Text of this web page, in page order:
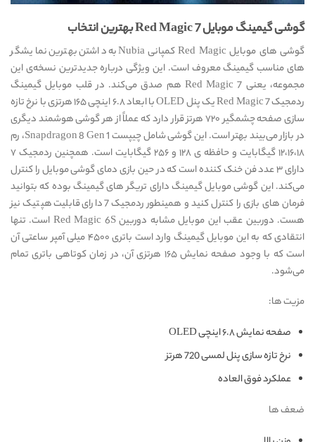
گوشیگیمینگموبایلRed Magic 7 بهترین انتخاب
گوشی های موبایل Red Magic کمپانی Nubia به داشتن بهترین نمایشگر
های مناسب گیمینگ معروف است. این ویژگی درباره جدیدترین نسخه‌ی این
مجموعه، یعنی Red Magic 7 هم صدق می‌کند. در قلب موبایل گیمینگ
ردمجیک Red Magic 7 یک پنل OLED با ابعاد ۶.۸ اینچی ۱۶۵ هرتزی با نرخ تازه
سازی صفحه چشمگیر ۷۲۰ هرتز قرار دارد که عملاً از هر گوشی هوشمند دیگری
در بازار می‌بیند بهتر است. این گوشی شامل چیپست Snapdragon 8 Gen 1، رم
۱۲،۱۶،۱۸ گیگابایت و حافظه ی ۱۲۸ و ۲۵۶ گیگابایت است. همچنین ردمجیک ۷
دارای ۳ عدد فن خنک کننده است که در حین بازی دمای گوشی موبایل را کنترل
می‌کند. این گوشی موبایل گیمینگ دارای تریگر های گیمینگ بوده که بتوانید
فرمان های بازی را کنترل کنید و همینطور ردمجیک 7 دارای قابلیت هپتیک نیز
هست. دوربین عقب این موبایل مشابه دوربین Red Magic 6S است. تنها
انتقادی که به این موبایل گیمینگ وارد است باتری ۴۵۰۰ میلی آمپر ساعتی آن
است که با وجود صفحه نمایش ۱۶۵ هرتزی آن،‌ در زمان کوتاهی باتری تمام
می‌شود.
مزیت ها:
صفحه نمایش ۶.۸ اینچی OLED
نرخ تازه سازی پنل لمسی 720 هرتز
عملکرد فوق العاده
ضعف ها